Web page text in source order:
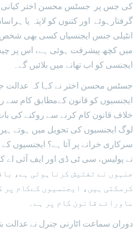
گرفتارہوئے اور کتنوں کو لاپتہ یا
انٹیلی جنس ایجنسیاں کسی بھی شخص
میں کچھ پیشرفت ہوئی ہے، اس پر
ایجنسی کو اب تھانے میں بلائیں گے۔
جسٹس محسن اختر نے کہا کہ عدالت
ایجنسیوں کو قانون کےمطابق کام
خلاف قانون کام کرنے سے روکنے کی
لوگ ایجنسیوں کی تحویل میں ہوتے
سرکاری خرانے پر آتا ہے؟ ایجنسیوں
جنہوں نے تفتیش کرناہوتی ہے،
کرسکتی ہیں، ایجنسیوں کےکام
ماورائے قانون کام پر ہے۔
دوران سماعت اٹارنی جنرل نے عدالت